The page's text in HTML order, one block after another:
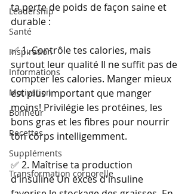
Leadership
Santé
Inspiration
Informations
Motivation
Bonheur
Recettes
Suppléments
Transformation corporelle
ta perte de poids de façon saine et
durable :
✅ 1. Contrôle tes calories, mais
surtout leur qualité Il ne suffit pas de
compter les calories. Manger mieux
est plus important que manger
moins! Privilégie les protéines, les
bons gras et les fibres pour nourrir
ton corps intelligemment.
✅ 2. Maîtrise ta production
d'insuline Un excès d'insuline